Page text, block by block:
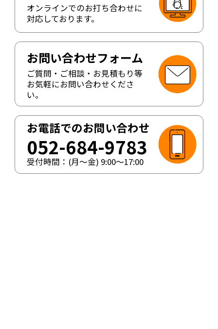
オンラインでのお打ち合わせに
対応しております。
お問い合わせフォーム
ご質問・ご相談・お見積もり等
お気軽にお問い合わせくださ
い。
お電話でのお問い合わせ
052-684-9783
受付時間：(月〜金) 9:00〜17:00